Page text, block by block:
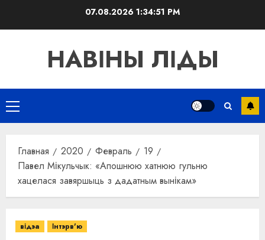
07.08.2026 1:34:51 PM
НАВІНЫ ЛІДЫ
Основное
меню
Главная 2020 Февраль
19
Павел Мікульчык: «Апошнюю хатнюю гульню
хацелася завяршыць з дадатным вынікам»
відэа Інтэрв'ю